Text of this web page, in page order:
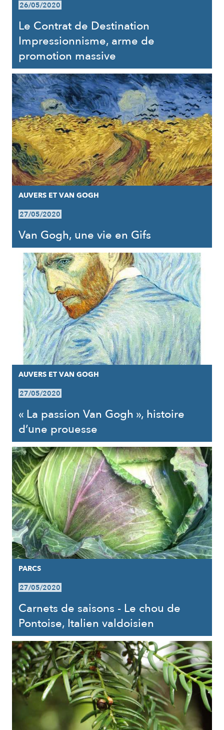
26/05/2020
Le Contrat de Destination
Impressionnisme, arme de
promotion massive
AUVERS ET VAN GOGH
27/05/2020
Van Gogh, une vie en Gifs
AUVERS ET VAN GOGH
27/05/2020
« La passion Van Gogh », histoire
d’une prouesse
PARCS
27/05/2020
Carnets de saisons - Le chou de
Pontoise, Italien valdoisien